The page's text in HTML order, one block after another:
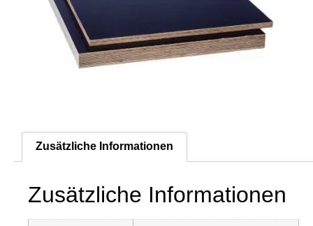
Zusätzliche Informationen
Zusätzliche Informationen